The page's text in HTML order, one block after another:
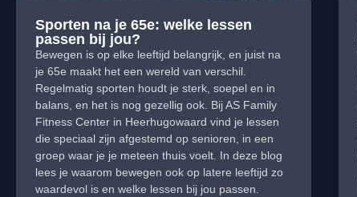
Sporten na je 65e: welke lessen
passen bij jou?
Bewegen is op elke leeftijd belangrijk, en juist na
je 65e maakt het een wereld van verschil.
Regelmatig sporten houdt je sterk, soepel en in
balans, en het is nog gezellig ook. Bij AS Family
Fitness Center in Heerhugowaard vind je lessen
die speciaal zijn afgestemd op senioren, in een
groep waar je je meteen thuis voelt. In deze blog
lees je waarom bewegen ook op latere leeftijd zo
waardevol is en welke lessen bij jou passen.